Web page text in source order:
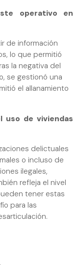
operativo en
de información
lo que permitió
la negativa del
se gestionó una
el allanamiento
uso de viviendas
delictuales
o incluso de
ilegales,
refleja el nivel
tener estas
para las